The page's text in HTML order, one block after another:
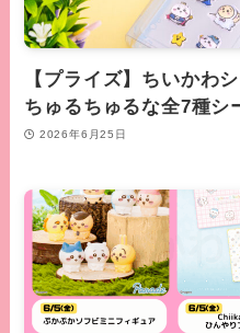
【プライズ】ちいかわ
ちゅるちゅるな全7種シ
2026年6月25日